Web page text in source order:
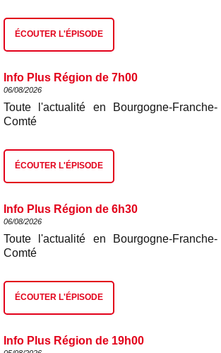
ÉCOUTER L'ÉPISODE
Info Plus Région de 7h00
06/08/2026
Toute l'actualité en Bourgogne-Franche-
Comté
ÉCOUTER L'ÉPISODE
Info Plus Région de 6h30
06/08/2026
Toute l'actualité en Bourgogne-Franche-
Comté
ÉCOUTER L'ÉPISODE
Info Plus Région de 19h00